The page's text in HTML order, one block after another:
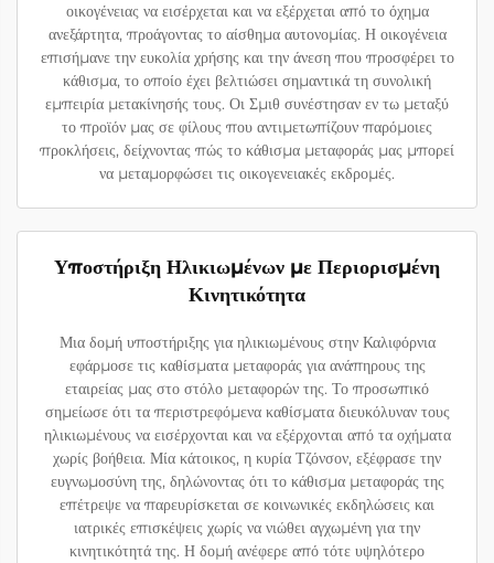
οικογένειας να εισέρχεται και να εξέρχεται από το όχημα
ανεξάρτητα, προάγοντας το αίσθημα αυτονομίας. Η οικογένεια
επισήμανε την ευκολία χρήσης και την άνεση που προσφέρει το
κάθισμα, το οποίο έχει βελτιώσει σημαντικά τη συνολική
εμπειρία μετακίνησής τους. Οι Σμιθ συνέστησαν εν τω μεταξύ
το προϊόν μας σε φίλους που αντιμετωπίζουν παρόμοιες
προκλήσεις, δείχνοντας πώς το κάθισμα μεταφοράς μας μπορεί
να μεταμορφώσει τις οικογενειακές εκδρομές.
Υποστήριξη Ηλικιωμένων με Περιορισμένη
Κινητικότητα
Μια δομή υποστήριξης για ηλικιωμένους στην Καλιφόρνια
εφάρμοσε τις καθίσματα μεταφοράς για ανάπηρους της
εταιρείας μας στο στόλο μεταφορών της. Το προσωπικό
σημείωσε ότι τα περιστρεφόμενα καθίσματα διευκόλυναν τους
ηλικιωμένους να εισέρχονται και να εξέρχονται από τα οχήματα
χωρίς βοήθεια. Μία κάτοικος, η κυρία Τζόνσον, εξέφρασε την
ευγνωμοσύνη της, δηλώνοντας ότι το κάθισμα μεταφοράς της
επέτρεψε να παρευρίσκεται σε κοινωνικές εκδηλώσεις και
ιατρικές επισκέψεις χωρίς να νιώθει αγχωμένη για την
κινητικότητά της. Η δομή ανέφερε από τότε υψηλότερο